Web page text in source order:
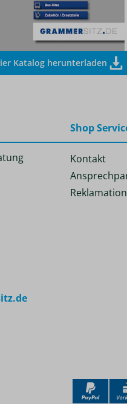
Katalog herunterladen
Shop
Kontakt
Reklamation